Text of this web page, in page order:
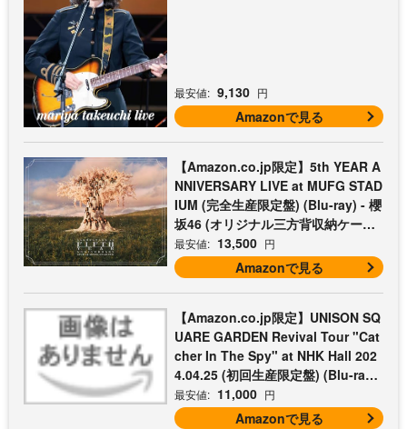
最安値: 9,130 円
Amazonで見る
【Amazon.co.jp限定】5th YEAR A
NNIVERSARY LIVE at MUFG STAD
IUM (完全生産限定盤) (Blu-ray) - 櫻
坂46 (オリジナル三方背収納ケース
付)
最安値: 13,500 円
Amazonで見る
【Amazon.co.jp限定】UNISON SQ
UARE GARDEN Revival Tour "Cat
cher In The Spy" at NHK Hall 202
4.04.25 (初回生産限定盤) (Blu-ray)
- UNISON SQUARE GARDEN (コッ
トン巾着付)
最安値: 11,000 円
Amazonで見る